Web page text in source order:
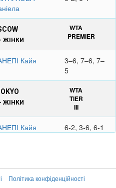
ЖІНКИ
WTA
PREMIER
Кайя
3–6, 7–6, 7–
5
ЖІНКИ
WTA
TIER
III
Кайя 6-2, 3-6, 6-1
ЖІНКИ
Політика конфіденційності